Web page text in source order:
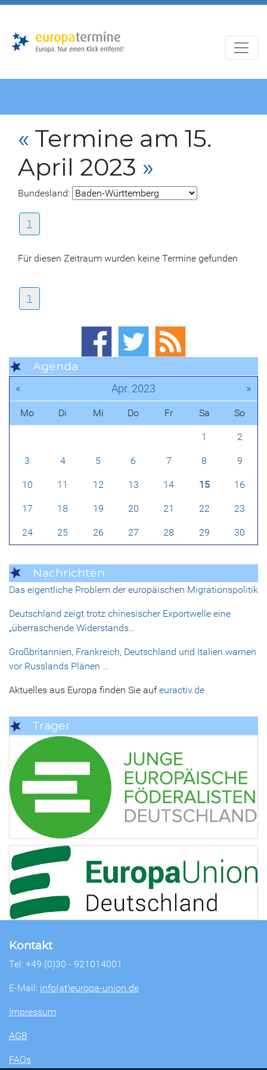
« Termine am 15.
April 2023 »
Bundesland:
1
Für diesen Zeitraum wurden keine Termine gefunden
1
Agenda
« Apr. 2023 »
Mo Di Mi Do Fr Sa So
1 2
3 4 5 6 7 8 9
10 11 12 13 14 15 16
17 18 19 20 21 22 23
24 25 26 27 28 29 30
Nachrichten
Das eigentliche Problem der europäischen Migrationspolitik
Deutschland zeigt trotz chinesischer Exportwelle eine
„überraschende Widerstands…
Großbritannien, Frankreich, Deutschland und Italien warnen
vor Russlands Plänen …
Aktuelles aus Europa finden Sie aufeuractiv.de
Träger
Kontakt
Tel: +49 (0)30 - 921014001
E-Mail: info(at)europa-union.de
Impressum
AGB
FAQs